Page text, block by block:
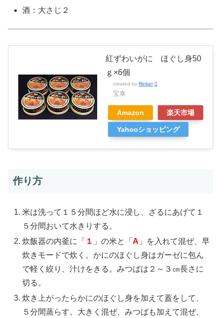
酒：大さじ２
紅ずわいがに ほぐし身50
ｇ×6個
created by Rinker
宝幸
Amazon 楽天市場
Yahooショッピング
作り方
米は洗って１５分間ほど水に浸し、ざるにあげて１
５分間おいて水きりする。
炊飯器の内釜に「 １ 」の米と「A 」を入れて混ぜ、早
炊きモードで炊く。かにのほぐし身はガーゼに包ん
で軽く絞り、汁けをきる。みつばは２～３㎝長さに
切る。
炊き上がったらかにのほぐし身を加えて蓋をして、
５分間蒸らす。大きく混ぜ、みつばも加えて混ぜ、